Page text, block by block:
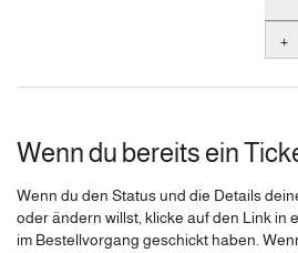
+
Wenn du bereits ein
Wenn du den Status und die Details
oder ändern willst, klicke auf den Link in
im Bestellvorgang geschickt haben.